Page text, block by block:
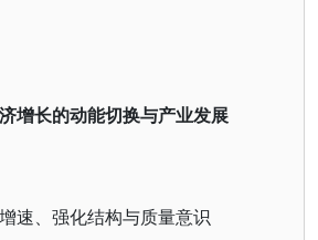
增长的动能切换与产业发展
速、强化结构与质量意识